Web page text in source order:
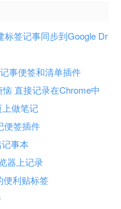
标签记事同步到Google Dr
事便签和清单插件
直接记录在Chrome中
做笔记
便签插件
事本
器上记录
便利贴标签